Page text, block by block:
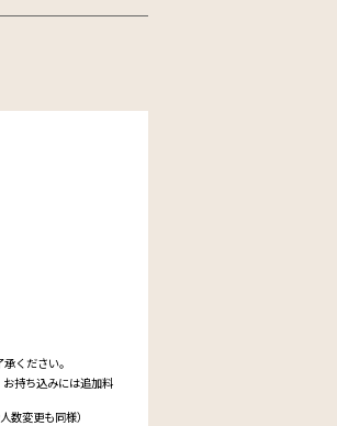
ください。
持ち込みには追加料
変更も同様）